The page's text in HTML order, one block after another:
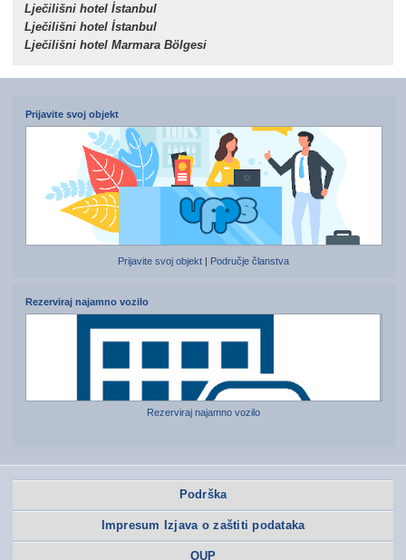
Lječilišni hotel İstanbul
Lječilišni hotel İstanbul
Lječilišni hotel Marmara Bölgesi
Prijavite svoj objekt
Prijavite svoj objekt Područje članstva
Rezerviraj najamno vozilo
Rezerviraj najamno vozilo
Podrška
Impresum Izjava o zaštiti podataka
OUP